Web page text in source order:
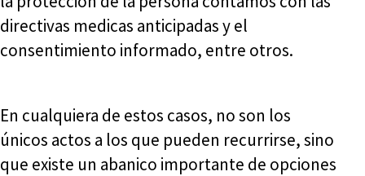
directivas medicas anticipadas y el
consentimiento informado, entre otros.
En cualquiera de estos casos, no son los
únicos actos a los que pueden recurrirse, sino
que existe un abanico importante de opciones